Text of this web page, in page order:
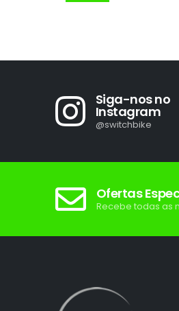
Siga-nos no
Instagram
@switchbike
Ofertas
Recebe todas as